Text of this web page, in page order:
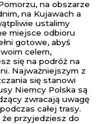
na obszarze
na Kujawach a
ustalimy
miejsce odbioru
gotowe, abyś
celem,
się na podróż na
Najważniejszym z
się stanowi
Niemcy Polska są
zwracają uwagę
całej trasy.
przyjedziesz do